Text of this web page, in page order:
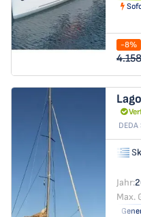
-8%
Jahr:
Max.